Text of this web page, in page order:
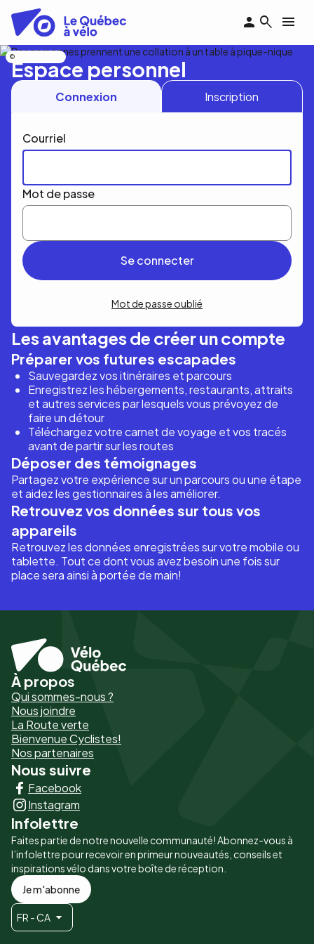
contenu
principal
Espace personnel
Connexion Inscription
Courriel
Mot de passe
Mot de passe oublié
Les avantages de créer un compte
Préparer vos futures escapades
Sauvegardez vos itinéraires et parcours
Enregistrez les hébergements, restaurants, attraits
et autres services par lesquels vous prévoyez de
faire un détour
Téléchargez votre carnet de voyage et vos tracés
avant de partir sur les routes
Déposer des témoignages
Partagez votre expérience sur un parcours ou une étape
et aidez les gestionnaires à les améliorer.
Retrouvez vos données sur tous vos
appareils
Retrouvez les données enregistrées sur votre mobile ou
tablette. Tout ce dont vous avez besoin une fois sur
place sera ainsi à portée de main!
Pied
de
page
-
Liens
principaux
À propos
Qui sommes-nous ?
Nous joindre
La Route verte
Bienvenue Cyclistes!
Nos partenaires
Nous suivre
Facebook
Instagram
Infolettre
Faites partie de notre nouvelle communauté! Abonnez-vous à
l’infolettre pour recevoir en primeur nouveautés, conseils et
inspirations vélo dans votre boîte de réception.
Je m'abonne
FR - CA